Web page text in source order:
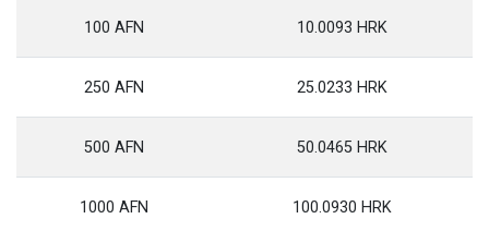
100 AFN 10.0093 HRK
250 AFN 25.0233 HRK
500 AFN 50.0465 HRK
1000 AFN 100.0930 HRK